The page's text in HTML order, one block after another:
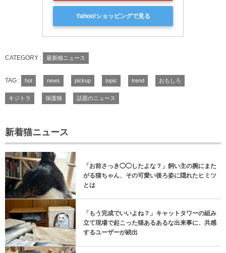
Yahoo!ショッピングで見る
CATEGORY : 最新猫ニュース
TAG : hot news pickup topic trend おもしろ
キジトラ 保護猫 話題のニュース
新着猫ニュース
「お前さっき◯◯したよな？」飼い主の腕にまた
がる猫ちゃん、その可愛い後ろ姿に隠れたヒミツ
とは
「もう完成でいいよね？」キャットタワーの組み
立て現場で起こった猫あるあるな出来事に、共感
するユーザーが続出